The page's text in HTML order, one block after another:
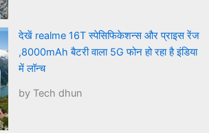
देखें realme 16T स्पेसिफिकेशन्स और प्राइस रेंज
,8000mAh बैटरी वाला 5G फोन हो रहा है इंडिया
में लॉन्च
by Tech dhun